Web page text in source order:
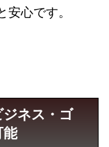
心です。
ネス・ゴ
能